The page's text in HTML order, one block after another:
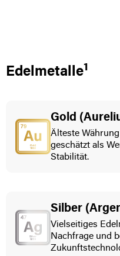
Edelmetalle1
Gold
Älteste
geschätzt als
Stabilität.
Silber
Vielseitiges
Nachfrage und